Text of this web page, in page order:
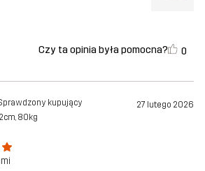
Czy ta opinia była pomocna? 0
kupujący 27 lutego 2026
80kg